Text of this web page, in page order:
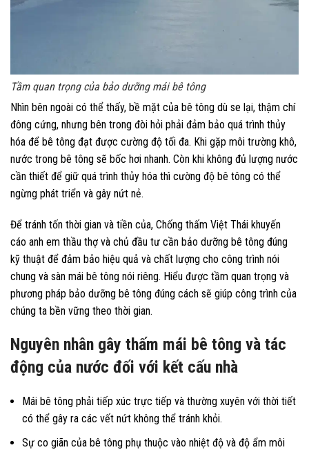
Tầm quan trọng của bảo dưỡng mái bê tông
Nhìn bên ngoài có thể thấy, bề mặt của bê tông dù se lại, thậm chí
đông cứng, nhưng bên trong đòi hỏi phải đảm bảo quá trình thủy
hóa để bê tông đạt được cường độ tối đa. Khi gặp môi trường khô,
nước trong bê tông sẽ bốc hơi nhanh. Còn khi không đủ lượng nước
cần thiết để giữ quá trình thủy hóa thì cường độ bê tông có thể
ngừng phát triển và gây nứt nẻ.
Để tránh tốn thời gian và tiền của, Chống thấm Việt Thái khuyến
cáo anh em thầu thợ và chủ đầu tư cần bảo dưỡng bê tông đúng
kỹ thuật để đảm bảo hiệu quả và chất lượng cho công trình nói
chung và sàn mái bê tông nói riêng. Hiểu được tầm quan trọng và
phương pháp bảo dưỡng bê tông đúng cách sẽ giúp công trình của
chúng ta bền vững theo thời gian.
Nguyên nhân gây thấm mái bê tông và tác
động của nước đối với kết cấu nhà
Mái bê tông phải tiếp xúc trực tiếp và thường xuyên với thời tiết
có thể gây ra các vết nứt không thể tránh khỏi.
Sự co giãn của bê tông phụ thuộc vào nhiệt độ và độ ẩm môi